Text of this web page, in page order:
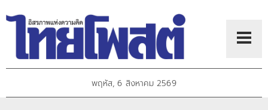
พฤหัส, 6 สิงหาคม 2569